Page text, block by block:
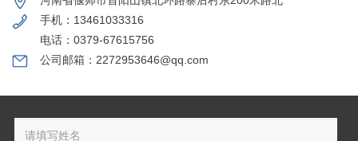
手机：13461033316
电话：0379-67615756
公司邮箱：2272953646@qq.com